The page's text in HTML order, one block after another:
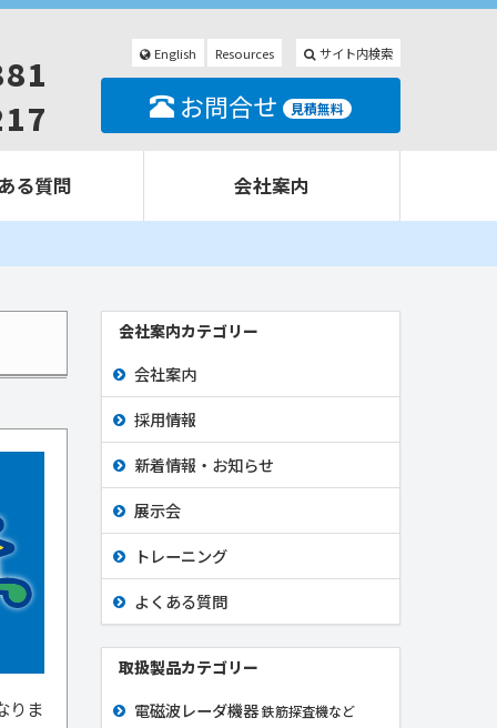
English Resources サイト内検索
お問合せ 見積無料
る質問 会社案内
りま
会社案内カテゴリー
会社案内
採用情報
新着情報・お知らせ
展示会
トレーニング
よくある質問
取扱製品カテゴリー
電磁波レーダ機器鉄筋探査機など